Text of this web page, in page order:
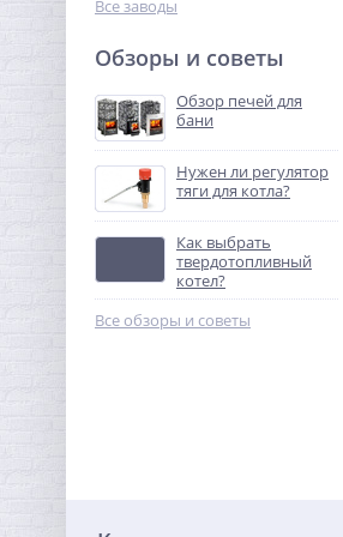
Все заводы
Обзоры и советы
Обзор печей для
бани
Нужен ли регулятор
тяги для котла?
Как выбрать
твердотопливный
котел?
Все обзоры и советы